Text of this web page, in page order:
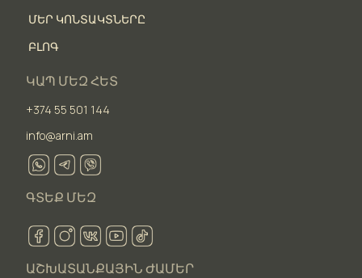
ՄԵՐ ԿՈՆՏԱԿՏՆԵՐԸ
ԲԼՈԳ
ԿԱՊ ՄԵԶ ՀԵՏ
+374 55 501 144
info@arni.am
ԳՏԵՔ ՄԵԶ
ԱՇԽԱՏԱՆՔԱՅԻՆ ԺԱՄԵՐ